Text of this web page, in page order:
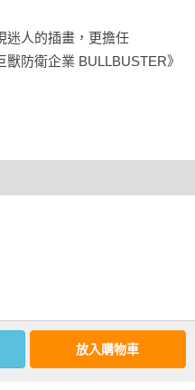
迷人的插畫，更擔任
獸防衛企業 BULLBUSTER》
放入購物車